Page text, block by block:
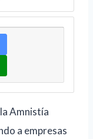
Amnistía
a empresas